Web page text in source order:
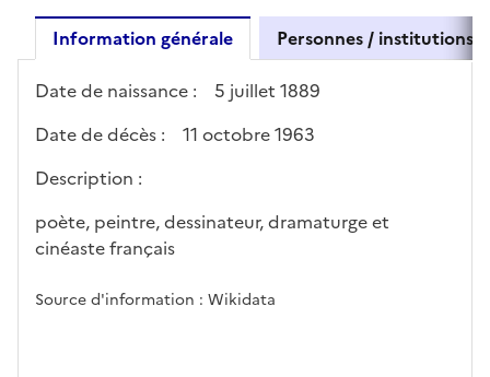
Information générale
Personnes / institutions
Date de naissance :
5 juillet 1889
Date de décès :
11 octobre 1963
Description :
poète, peintre, dessinateur, dramaturge et
cinéaste français
Source d'information : Wikidata